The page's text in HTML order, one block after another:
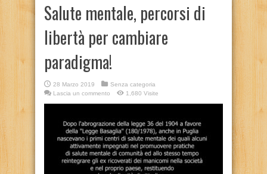
Salute mentale, percorsi di
libertà per cambiare
paradigma!
28 Marzo 2019
Senza categoria
Lascia un commento
1,680 Visite